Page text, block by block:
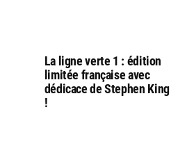
La ligne verte 1 : édition
limitée française avec
dédicace de Stephen King
!